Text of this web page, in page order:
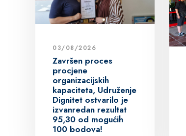
03/08/2026
Završen proces
procjene
organizacijskih
kapaciteta, Udruženje
Dignitet ostvarilo je
izvanredan rezultat
95,30 od mogućih
100 bodova!